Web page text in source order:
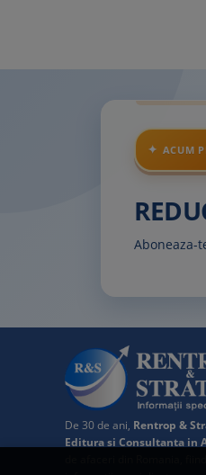
ACUM
Aboneaza-
De 30 de ani, Rentrop &
Editura si Consultanta in